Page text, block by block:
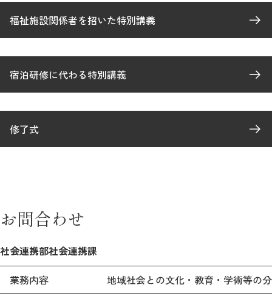
福祉施設関係者を招いた特別講義
宿泊研修に代わる特別講義
修了式
お問合わせ
社会連携部社会連携課
業務内容
地域社会との文化・教育・学術等の